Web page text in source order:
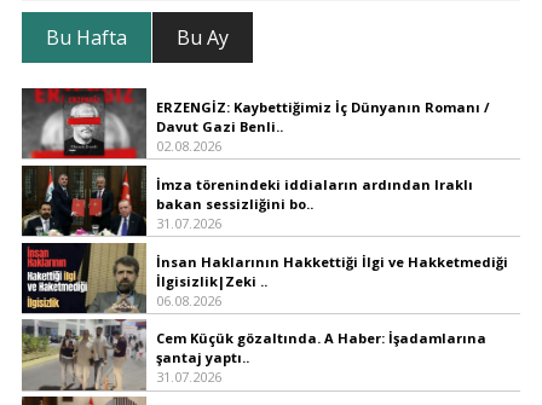
Bu Hafta Bu Ay
ERZENGİZ: Kaybettiğimiz İç Dünyanın Romanı /
Davut Gazi Benli..
02.08.2026
İmza törenindeki iddiaların ardından Iraklı
bakan sessizliğini bo..
31.07.2026
İnsan Haklarının Hakkettiği İlgi ve Hakketmediği
İlgisizlik|Zeki ..
06.08.2026
Cem Küçük gözaltında. A Haber: İşadamlarına
şantaj yaptı..
31.07.2026